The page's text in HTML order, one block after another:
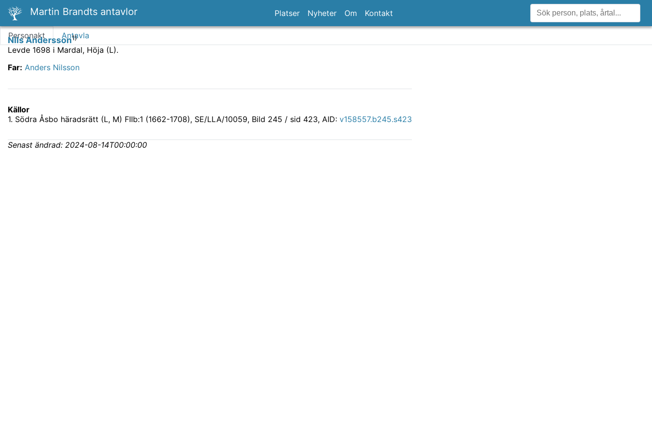
Martin Brandts antavlor Platser Nyheter Om Kontakt
Personakt Antavla
Nils Andersson1)
Levde 1698 i Mardal, Höja (L).
Far: Anders Nilsson
Källor
1. Södra Åsbo häradsrätt (L, M) FIIb:1 (1662-1708), SE/LLA/10059, Bild 245 / sid 423, AID: v158557.b245.s423
Senast ändrad: 2024-08-14T00:00:00